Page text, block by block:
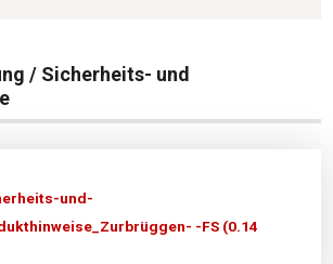
/ Sicherheits- und
und-
-FS (0.14